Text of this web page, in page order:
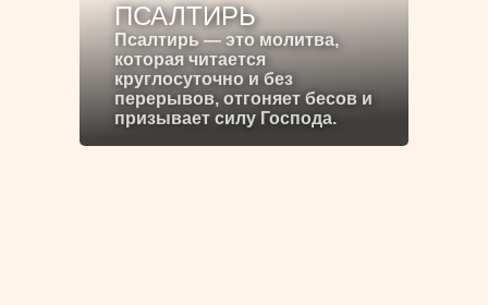
ПСАЛТИРЬ
Псалтирь — это молитва,
которая читается
круглосуточно и без
перерывов, отгоняет бесов и
призывает силу Господа.